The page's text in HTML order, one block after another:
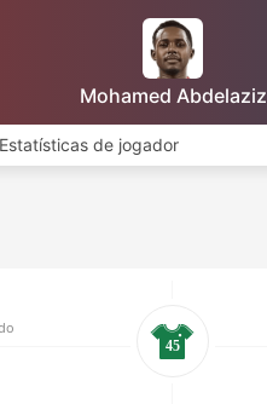
Mohamed Abdelaziz
Estatísticas de jogador
45